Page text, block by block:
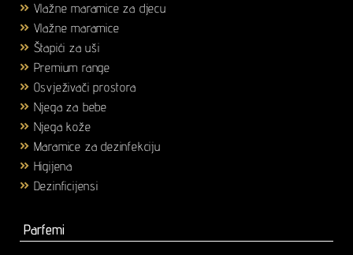
Vlažne maramice za djecu
Vlažne maramice
Štapići za uši
Premium range
Osvježivači prostora
Njega za bebe
Njega kože
Maramice za dezinfekciju
Higijena
Dezinficijensi
Parfemi